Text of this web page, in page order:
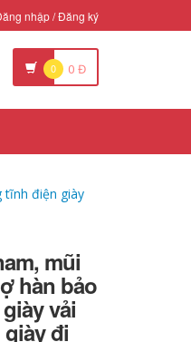
nhập / Đăng ký
0 0 Đ
tĩnh điện giày
mũi
hàn bảo
vải
đi